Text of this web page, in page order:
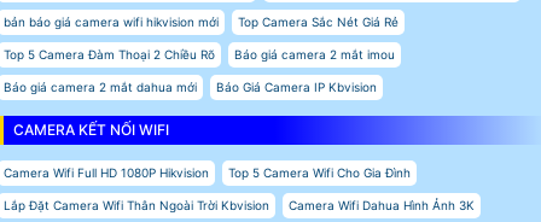
bản báo giá camera wifi hikvision mới Top Camera Sắc Nét Giá Rẻ
Top 5 Camera Đàm Thoại 2 Chiều Rõ Báo giá camera 2 mắt imou
Báo giá camera 2 mắt dahua mới Báo Giá Camera IP Kbvision
CAMERA KẾT NỐI WIFI
Camera Wifi Full HD 1080P Hikvision Top 5 Camera Wifi Cho Gia Đình
Lắp Đặt Camera Wifi Thân Ngoài Trời Kbvision Camera Wifi Dahua Hình Ảnh 3K